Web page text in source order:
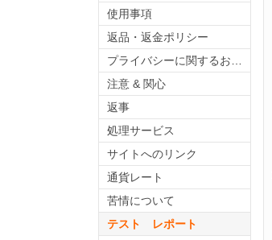
使用事項
返品・返金ポリシー
注意 & 関心
返事
処理サービス
サイトへのリンク
通貨レート
苦情について
テスト レポート